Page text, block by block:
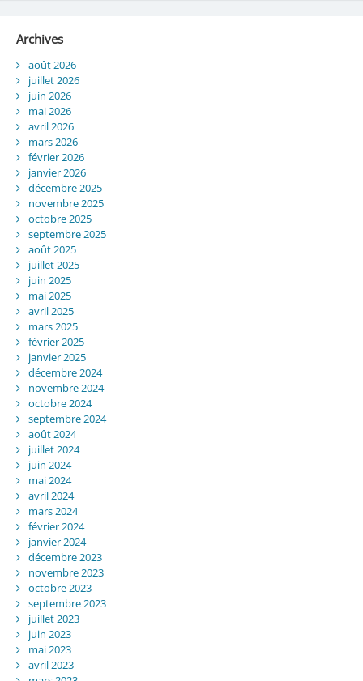
Archives
août 2026
juillet 2026
juin 2026
mai 2026
avril 2026
mars 2026
février 2026
janvier 2026
décembre 2025
novembre 2025
octobre 2025
septembre 2025
août 2025
juillet 2025
juin 2025
mai 2025
avril 2025
mars 2025
février 2025
janvier 2025
décembre 2024
novembre 2024
octobre 2024
septembre 2024
août 2024
juillet 2024
juin 2024
mai 2024
avril 2024
mars 2024
février 2024
janvier 2024
décembre 2023
novembre 2023
octobre 2023
septembre 2023
juillet 2023
juin 2023
mai 2023
avril 2023